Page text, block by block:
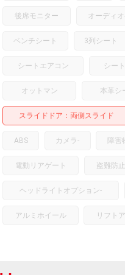
後席モニター オーディオ
ベンチシート 3列シート
シートエアコン シー
オットマン 本革シ
スライドドア 両側スライド
ABS カメラ- 障害
電動リアゲート 盗難防
ヘッドライトオプション-
アルミホイール リフト